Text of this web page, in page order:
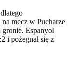
mecz w Pucharze
Espanyol
i pożegnał się z